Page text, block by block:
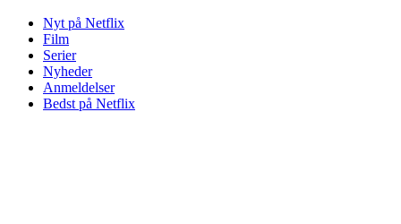
Nyt på Netflix
Film
Serier
Nyheder
Anmeldelser
Bedst på Netflix